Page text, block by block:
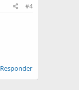
#4
Responder